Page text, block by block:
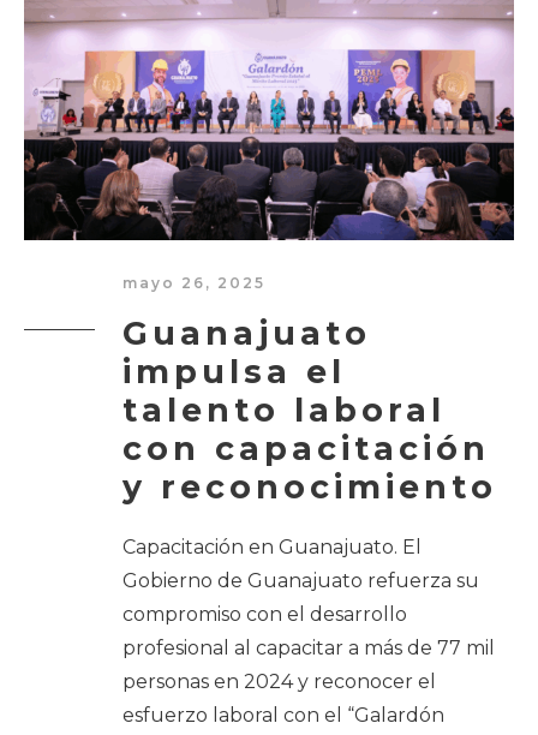
mayo 26, 2025
Guanajuato
impulsa el
talento laboral
con capacitación
y reconocimiento
Capacitación en Guanajuato. El
Gobierno de Guanajuato refuerza su
compromiso con el desarrollo
profesional al capacitar a más de 77 mil
personas en 2024 y reconocer el
esfuerzo laboral con el “Galardón